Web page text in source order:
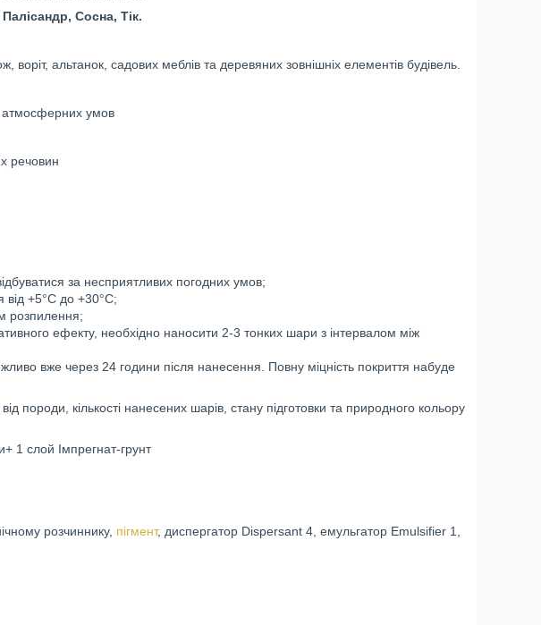
Сосна, Тік.
альтанок, садових меблів та деревяних зовнішніх елементів будівель.
атмосферних умов
речовин
за несприятливих погодних умов;
+5°C до +30°C;
розпилення;
ефекту, необхідно наносити 2-3 тонких шари з інтервалом між
вже через 24 години після нанесення. Повну міцність покриття набуде
породи, кількості нанесених шарів, стану підготовки та природного кольору
1 слой Імпрегнат-грунт
розчиннику, пігмент, диспергатор Dispersant 4, емульгатор Emulsifier 1,